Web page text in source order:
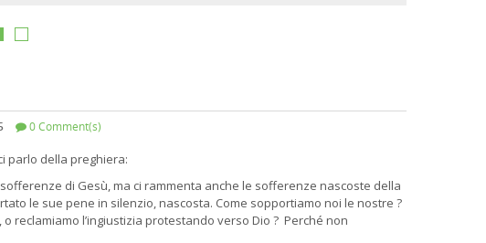
0 Comment(s)
parlo della preghiera:
di Gesù, ma ci rammenta anche le sofferenze nascoste della
le sue pene in silenzio, nascosta. Come sopportiamo noi le nostre ?
reclamiamo l’ingiustizia protestando verso Dio ? Perché non